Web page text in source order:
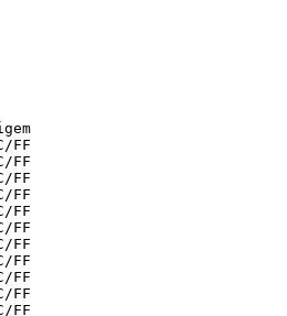
FF
FF
FF